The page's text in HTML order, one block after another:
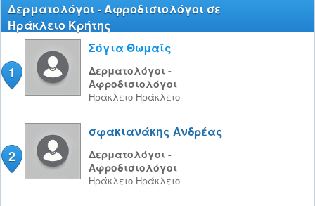
Δερματολόγοι - Αφροδισιολόγοι σε
Ηράκλειο Κρήτης
1
Σόγια Θωμαΐς
Δερματολόγοι -
Αφροδισιολόγοι
Ηράκλειο Ηράκλειο
2
σφακιανάκης Aνδρέας
Δερματολόγοι -
Αφροδισιολόγοι
Ηράκλειο Ηράκλειο